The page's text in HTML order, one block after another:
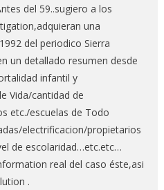
del 59..sugiero a los
una
del periodico Sierra
un detallado resumen desde
infantil y
Vida/cantidad de
etc./escuelas de Todo
electrificacion/propietarios
de escolaridad…etc.etc…
real del caso éste,asi
.